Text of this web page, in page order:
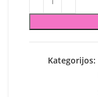
Kategorijos: